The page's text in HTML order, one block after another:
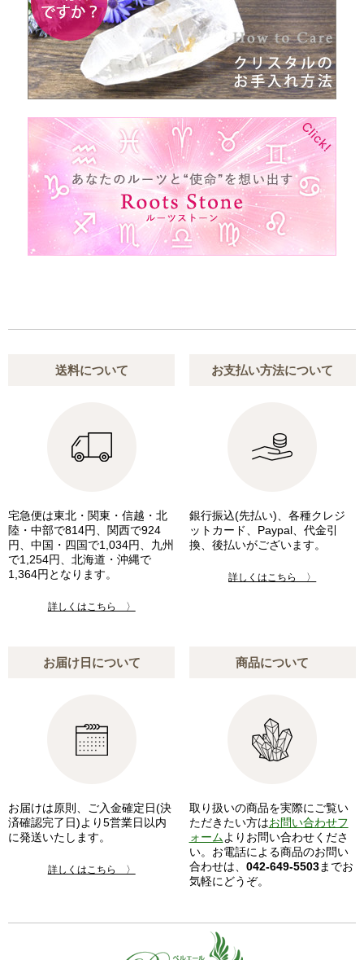
送料について
宅急便は東北・関東・信越・北
陸・中部で814円、関西で924
円、中国・四国で1,034円、九州
で1,254円、北海道・沖縄で
1,364円となります。
詳しくはこちら 〉
お支払い方法について
銀行振込(先払い)、各種クレジ
ットカード、Paypal、代金引
換、後払いがございます。
詳しくはこちら 〉
お届け日について
お届けは原則、ご入金確定日(決
済確認完了日)より5営業日以内
に発送いたします。
詳しくはこちら 〉
商品について
取り扱いの商品を実際にご覧い
ただきたい方はお問い合わせフ
ォームよりお問い合わせくださ
い。お電話による商品のお問い
合わせは、 042-649-5503までお
気軽にどうぞ。